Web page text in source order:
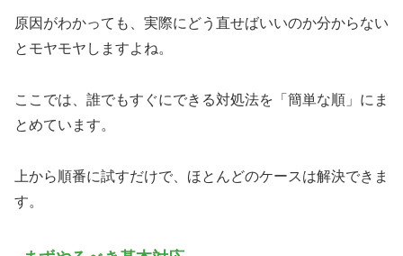
原因がわかっても、実際にどう直せばいいのか分からない
とモヤモヤしますよね。
ここでは、誰でもすぐにできる対処法を「簡単な順」にま
とめています。
上から順番に試すだけで、ほとんどのケースは解決できま
す。